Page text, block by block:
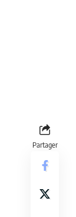
Partager